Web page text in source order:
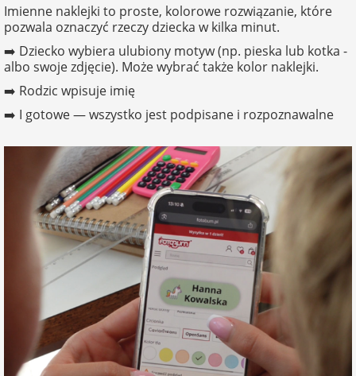
Imienne naklejki to proste, kolorowe rozwiązanie, które
pozwala oznaczyć rzeczy dziecka w kilka minut.
➡️ Dziecko wybiera ulubiony motyw (np. pieska lub kotka -
albo swoje zdjęcie). Może wybrać także kolor naklejki.
➡️ Rodzic wpisuje imię
➡️ I gotowe — wszystko jest podpisane i rozpoznawalne